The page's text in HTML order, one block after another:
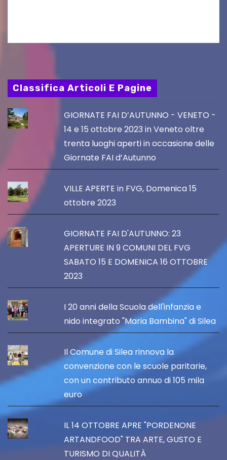
Classifica Articoli E Pagine
GIORNATE FAI D’AUTUNNO - VENETO -
14 e 15 ottobre 2023 in Veneto oltre
trenta luoghi aperti in occasione delle
Giornate FAI d’Autunno
VILLE APERTE in FVG, Domenica 15
ottobre 2023
GIORNATE FAI D'AUTUNNO: 23
APERTURE IN 9 COMUNI DEL FVG
SABATO 15 E DOMENICA 16 OTTOBRE
2023
I 20 anni della Scuola dell'infanzia e
nido integrato "Maria Bambina" di Silea
Il Comune di Silea rinnova la
convenzione con le scuole paritarie,
con un contributo annuo di 105 mila
euro
IL 14 OTTOBRE APRE "PORDENONE
ARTANDFOOD" TRA ARTE, GUSTO E
TURISMO DI QUALITÀ